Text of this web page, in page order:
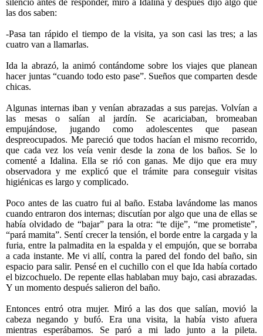
silencio antes de responder, miró a Idalina y después dijo algo que
las dos saben:
-Pasa tan rápido el tiempo de la visita, ya son casi las tres; a las
cuatro van a llamarlas.
Ida la abrazó, la animó contándome sobre los viajes que planean
hacer juntas “cuando todo esto pase”. Sueños que comparten desde
chicas.
Algunas internas iban y venían abrazadas a sus parejas. Volvían a
las mesas o salían al jardín. Se acariciaban, bromeaban
empujándose, jugando como adolescentes que pasean
despreocupados. Me pareció que todos hacían el mismo recorrido,
que cada vez los veía venir desde la zona de los baños. Se lo
comenté a Idalina. Ella se rió con ganas. Me dijo que era muy
observadora y me explicó que el trámite para conseguir visitas
higiénicas es largo y complicado.
Poco antes de las cuatro fui al baño. Estaba lavándome las manos
cuando entraron dos internas; discutían por algo que una de ellas se
había olvidado de “bajar” para la otra: “te dije”, “me prometiste”,
“pará mamita”. Sentí crecer la tensión, el borde entre la cargada y la
furia, entre la palmadita en la espalda y el empujón, que se borraba
a cada instante. Me vi allí, contra la pared del fondo del baño, sin
espacio para salir. Pensé en el cuchillo con el que Ida había cortado
el bizcochuelo. De repente ellas hablaban muy bajo, casi abrazadas.
Y un momento después salieron del baño.
Entonces entró otra mujer. Miró a las dos que salían, movió la
cabeza negando y bufó. Era una visita, la había visto afuera
mientras esperábamos. Se paró a mi lado junto a la pileta.